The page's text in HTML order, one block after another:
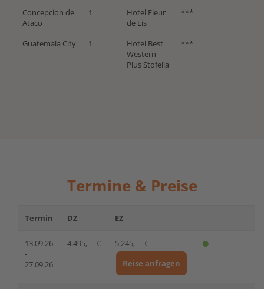
Concepcion de
Ataco
1
Hotel Fleur
de Lis
***
Guatemala City 1
Hotel Best
Western
Plus Stofella
***
Termine & Preise
Termin DZ EZ
13.09.26
-
27.09.26
4.495,— €
5.245,— €
Reise anfragen